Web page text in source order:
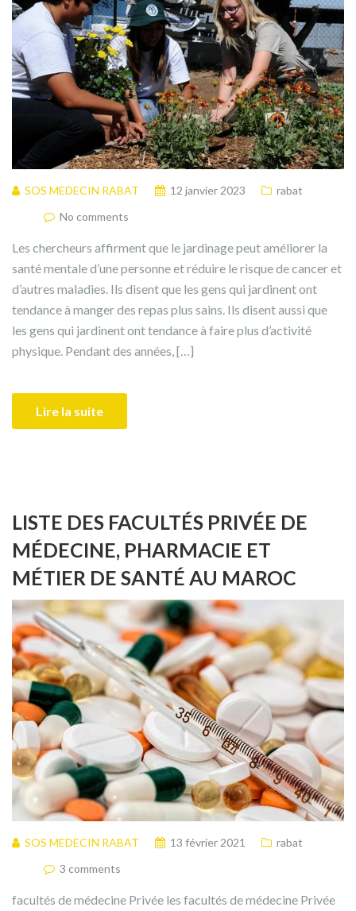
SOS MEDECIN RABAT 12 janvier 2023
rabat
No comments
Les chercheurs affirment que le jardinage peut améliorer la
santé mentale d’une personne et réduire le risque de cancer et
d’autres maladies. Ils disent que les gens qui jardinent ont
tendance à manger des repas plus sains. Ils disent aussi que
les gens qui jardinent ont tendance à faire plus d’activité
physique. Pendant des années, […]
Lire la suite
LISTE DES FACULTÉS PRIVÉE DE
MÉDECINE, PHARMACIE ET
MÉTIER DE SANTÉ AU MAROC
SOS MEDECIN RABAT 13 février 2021
rabat
3 comments
facultés de médecine Privée les facultés de médecine Privée